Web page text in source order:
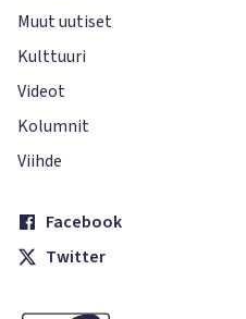
Muut uutiset
Kulttuuri
Videot
Kolumnit
Viihde
Facebook
Twitter